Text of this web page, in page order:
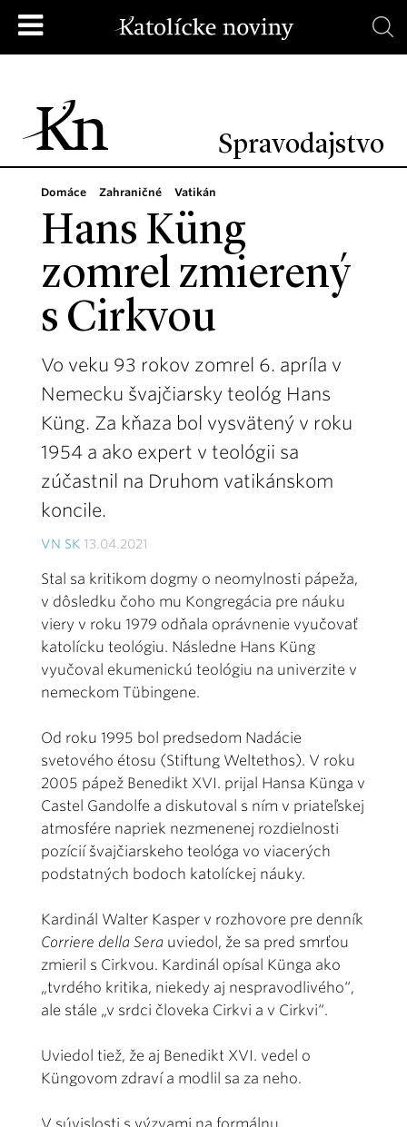
Spravodajstvo
Domáce Zahraničné Vatikán
Hans Küng
zomrel zmierený
s Cirkvou
Vo veku 93 rokov zomrel 6. apríla v
Nemecku švajčiarsky teológ Hans
Küng. Za kňaza bol vysvätený v roku
1954 a ako expert v teológii sa
zúčastnil na Druhom vatikánskom
koncile.
VN SK 13.04.2021
Stal sa kritikom dogmy o neomylnosti pápeža,
v dôsledku čoho mu Kongregácia pre náuku
viery v roku 1979 odňala oprávnenie vyučovať
katolícku teológiu. Následne Hans Küng
vyučoval ekumenickú teológiu na univerzite v
nemeckom Tübingene.
Od roku 1995 bol predsedom Nadácie
svetového étosu (Stiftung Weltethos). V roku
2005 pápež Benedikt XVI. prijal Hansa Künga v
Castel Gandolfe a diskutoval s ním v priateľskej
atmosfére napriek nezmenenej rozdielnosti
pozícií švajčiarskeho teológa vo viacerých
podstatných bodoch katolíckej náuky.
Kardinál Walter Kasper v rozhovore pre denník
Corriere della Sera uviedol, že sa pred smrťou
zmieril s Cirkvou. Kardinál opísal Künga ako
„tvrdého kritika, niekedy aj nespravodlivého“,
ale stále „v srdci človeka Cirkvi a v Cirkvi“.
Uviedol tiež, že aj Benedikt XVI. vedel o
Küngovom zdraví a modlil sa za neho.